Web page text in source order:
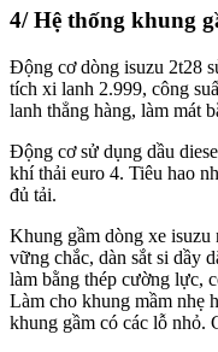
4/ Hệ thống khung
Động cơ dòng isuzu 2t28
tích xi lanh 2.999, công
lanh thẳng hàng, làm mát
Động cơ sử dụng dầu
khí thải euro 4. Tiêu hao
đủ tải.
Khung gầm dòng xe isuzu
vững chắc, dàn sắt si dầy
làm bằng thép cường lực,
Làm cho khung mầm nhẹ
khung gầm có các lỗ nhỏ.